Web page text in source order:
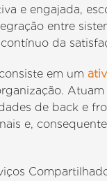
e engajada,
entre
da
em um
de back e
e,